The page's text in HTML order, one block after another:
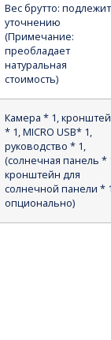
Вес брутто: подлежит
уточнению
(Примечание:
преобладает
натуральная
стоимость)
Камера * 1,
* 1, MICRO USB* 1,
руководство * 1,
(солнечная панель *
кронштейн для
солнечной панели *
опционально)